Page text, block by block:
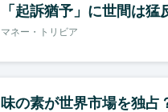
「起訴猶予」に世間は猛
マネー・トリビア
味の素が世界市場を独占